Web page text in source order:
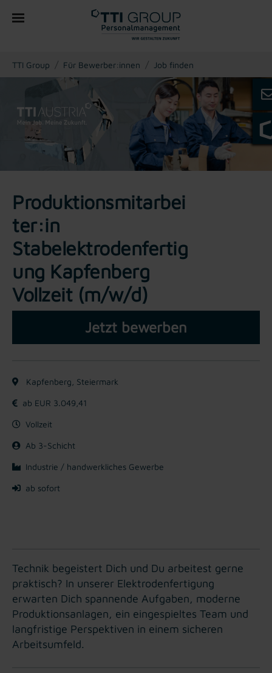
You are here:
TTI Group Für Bewerber:innen Job finden
Produktionsmitarbei
ter:in
Stabelektrodenfertig
ung Kapfenberg
Vollzeit (m/w/d)
Jetzt bewerben
Kapfenberg, Steiermark
ab EUR 3.049,41
Vollzeit
Ab 3-Schicht
Industrie / handwerkliches Gewerbe
ab sofort
Technik begeistert Dich und Du arbeitest gerne
praktisch? In unserer Elektrodenfertigung
erwarten Dich spannende Aufgaben, moderne
Produktionsanlagen, ein eingespieltes Team und
langfristige Perspektiven in einem sicheren
Arbeitsumfeld.